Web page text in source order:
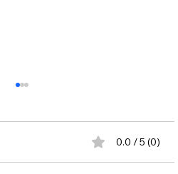
0.0 / 5 (0)